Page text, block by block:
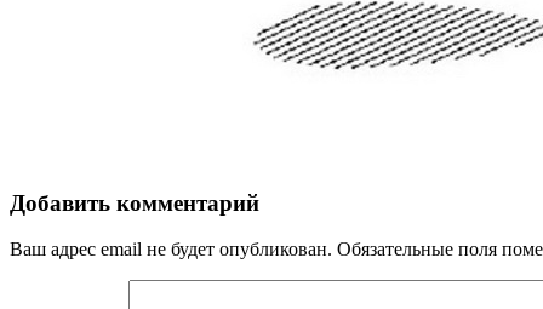
Добавить комментарий
Ваш адрес email не будет опубликован. Обязательные поля